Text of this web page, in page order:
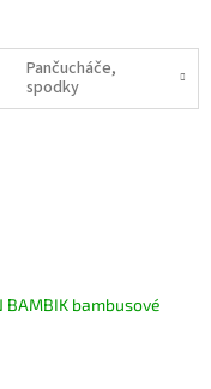
Pančucháče,
spodky
BAMBIK bambusové